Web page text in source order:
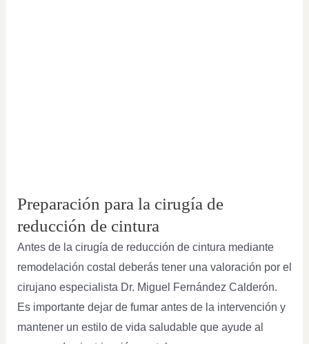
Preparación para la cirugía de
reducción de cintura
Antes de la cirugía de reducción de cintura mediante
remodelación costal deberás tener una valoración por el
cirujano especialista Dr. Miguel Fernández Calderón.
Es importante dejar de fumar antes de la intervención y
mantener un estilo de vida saludable que ayude al